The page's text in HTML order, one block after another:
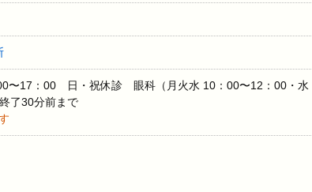
〜17：00 日・祝休診 眼科（月火水 10：00〜12：00・水
了30分前まで